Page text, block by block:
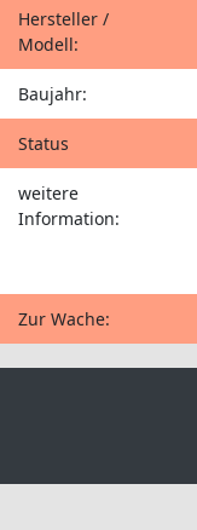
Hersteller /
Modell:
Baujahr:
Status
weitere
Information:
Zur Wache: